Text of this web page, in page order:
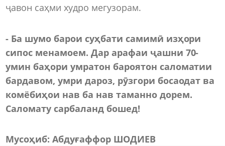
ҷавон саҳми худро мегузорам.
- Ба шумо барои суҳбати самимӣ изҳори
сипос менамоем. Дар арафаи ҷашни 70-
умин баҳори умратон бароятон саломатии
бардавом, умри дароз, рӯзгори босаодат ва
комёбиҳои нав ба нав таманно дорем.
Саломату сарбаланд бошед!
Мусоҳиб: Абдуғаффор ШОДИЕВ